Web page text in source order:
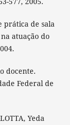
prática de sala
atuação do
docente.
Federal de
Yeda